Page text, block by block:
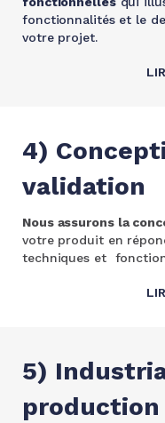
fonctionnalités et le
votre projet.
4)
validation
Nous assurons la
votre produit en
techniques et
5)
production